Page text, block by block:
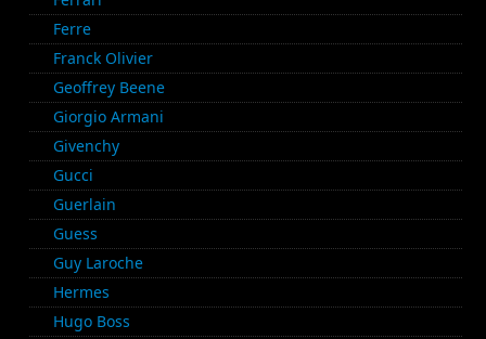
Ferre
Franck Olivier
Geoffrey Beene
Giorgio Armani
Givenchy
Gucci
Guerlain
Guess
Guy Laroche
Hermes
Hugo Boss